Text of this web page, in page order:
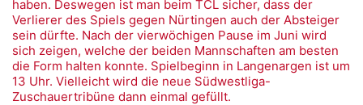
haben. Deswegen ist man beim TCL sicher, dass der
Verlierer des Spiels gegen Nürtingen auch der Absteiger
sein dürfte. Nach der vierwöchigen Pause im Juni wird
sich zeigen, welche der beiden Mannschaften am besten
die Form halten konnte. Spielbeginn in Langenargen ist um
13 Uhr. Vielleicht wird die neue Südwestliga-
Zuschauertribüne dann einmal gefüllt.